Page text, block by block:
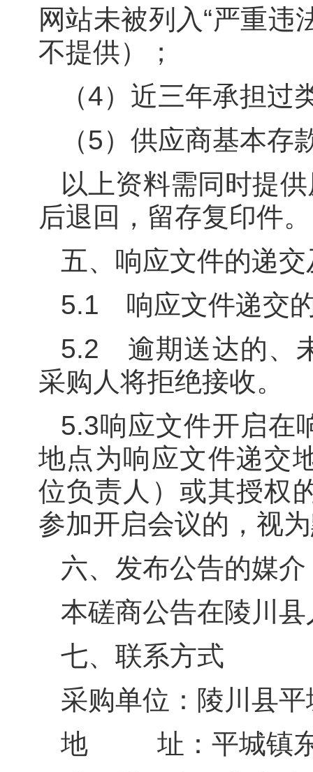
网站未被列入“严重违
不提供）；
（4）近三年承担
（5）供应商基本存
以上资料需同时提
后退回，留存复印件。
五、响应文件的递
5.1 响应文件递交
5.2 逾期送达的、
采购人将拒绝接收。
5.3响应文件开启在
地点为响应文件递交
位负责人）或其授权
参加开启会议的，视
六、发布公告的媒介
本磋商公告在陵川
七、联系方式
采购单位：陵川县
地 址：平城镇